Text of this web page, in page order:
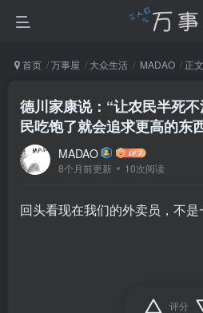
首页 万事屋 大众生活 MADAO 正文
德川家康说：“让农民半死
民吃饱了就会追求更高的东
MADAO
8个月前更新 10次阅读
回头看现在我们的外卖员，不
评分